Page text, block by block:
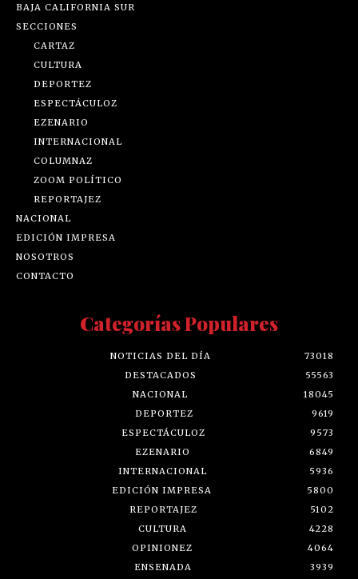
BAJA CALIFORNIA SUR
SECCIONES
CARTAZ
CULTURA
DEPORTEZ
ESPECTÁCULOZ
EZENARIO
INTERNACIONAL
COLUMNAZ
ZOOM POLÍTICO
REPORTAJEZ
NACIONAL
EDICIÓN IMPRESA
NOSOTROS
CONTACTO
Categorías Populares
NOTICIAS DEL DÍA
73018
DESTACADOS
55563
NACIONAL
18045
DEPORTEZ
9619
ESPECTÁCULOZ
9573
EZENARIO
6849
INTERNACIONAL
5936
EDICIÓN IMPRESA
5800
REPORTAJEZ
5102
CULTURA
4228
OPINIONEZ
4064
ENSENADA
3939